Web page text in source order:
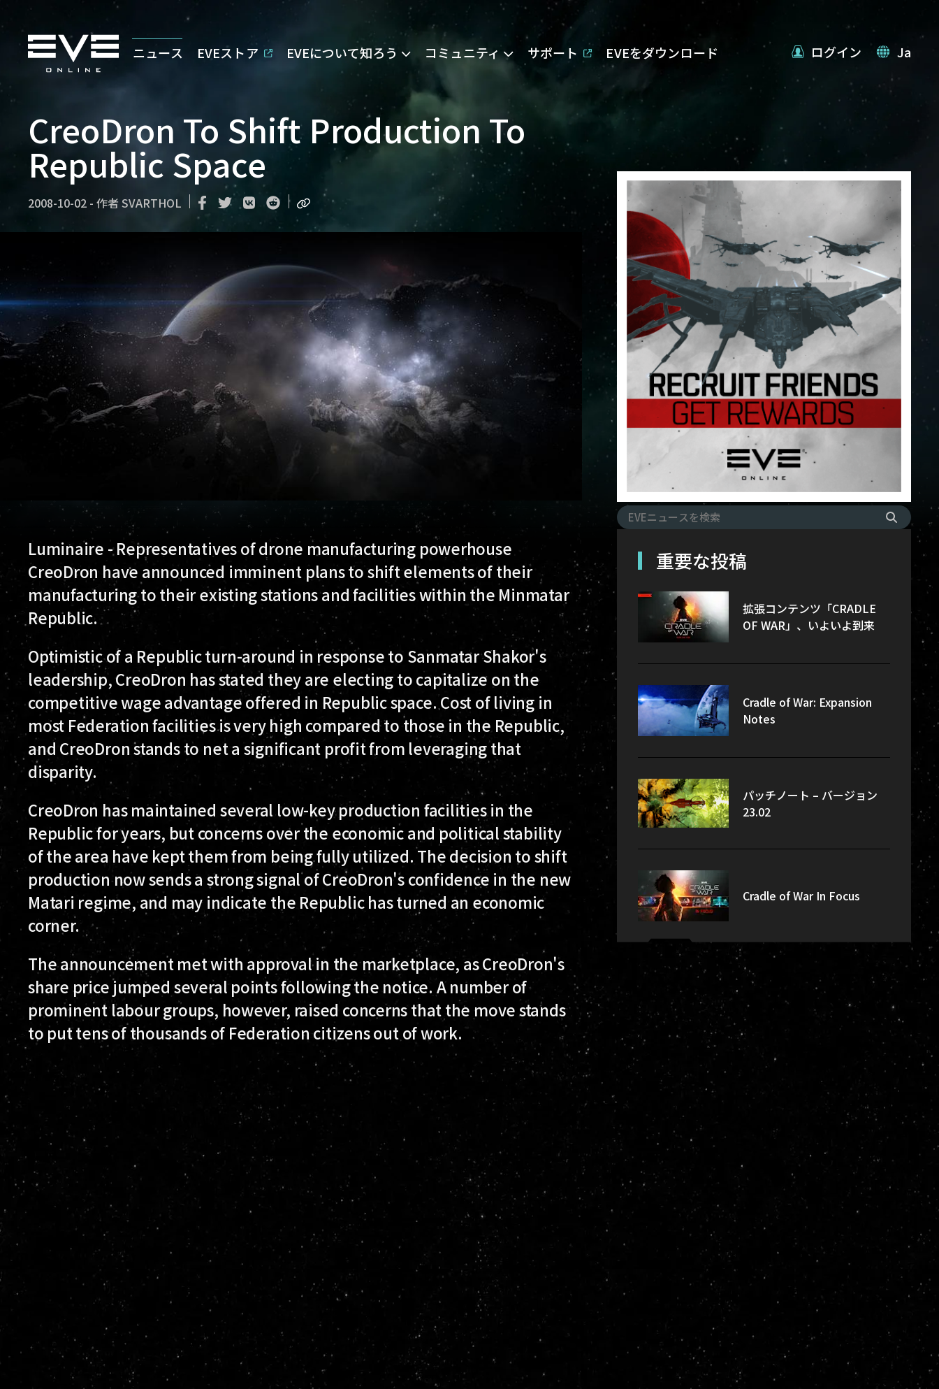
ニュース EVEストア EVEについて知ろう コミュニティ サポート EVEをダウンロード ログイン Ja
CreoDron To Shift Production To
Republic Space
2008-10-02 - 作者 SVARTHOL
Luminaire - Representatives of drone manufacturing powerhouse
CreoDron have announced imminent plans to shift elements of their
manufacturing to their existing stations and facilities within the Minmatar
Republic.
Optimistic of a Republic turn-around in response to Sanmatar Shakor's
leadership, CreoDron has stated they are electing to capitalize on the
competitive wage advantage offered in Republic space. Cost of living in
most Federation facilities is very high compared to those in the Republic,
and CreoDron stands to net a significant profit from leveraging that
disparity.
CreoDron has maintained several low-key production facilities in the
Republic for years, but concerns over the economic and political stability
of the area have kept them from being fully utilized. The decision to shift
production now sends a strong signal of CreoDron's confidence in the new
Matari regime, and may indicate the Republic has turned an economic
corner.
The announcement met with approval in the marketplace, as CreoDron's
share price jumped several points following the notice. A number of
prominent labour groups, however, raised concerns that the move stands
to put tens of thousands of Federation citizens out of work.
重要な投稿
拡張コンテンツ「CRADLE
OF WAR」、いよいよ到来
Cradle of War: Expansion
Notes
パッチノート – バージョン
23.02
Cradle of War In Focus